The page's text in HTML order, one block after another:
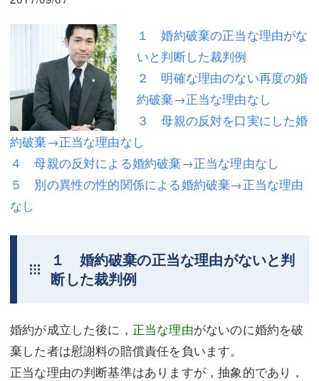
不動産
相続・遺言
離婚（夫婦間トラブル）
企業法務
労働問題（解雇，残業等）
刑事弁護
交通事故
商業登記
債務整理
マスコミ取材・実績
相続・遺言
離婚（夫婦間トラブル）
企業法務
労働問題（解雇，残業等）
刑事弁護
交通事故
不動産登記
調査・書面作成
マスコミ取材・実績
アクセス
１ 婚約破棄の正当な理由がな
いと判断した裁判例
２ 明確な理由のない再度の婚
約破棄→正当な理由なし
３ 母親の反対を口実にした婚
約破棄→正当な理由なし
４ 母親の反対による婚約破棄→正当な理由なし
５ 別の異性の性的関係による婚約破棄→正当な理由
なし
１ 婚約破棄の正当な理由がないと判
断した裁判例
婚約が成立した後に， 正当な理由がないのに婚約を破
棄した者は慰謝料の賠償責任を負います。
正当な理由の判断基準はありますが，抽象的であり，